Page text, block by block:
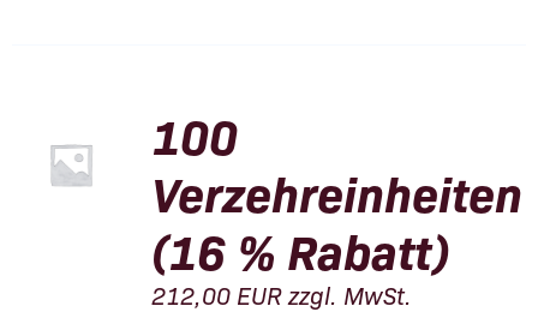
100
Verzehreinheiten
(16 % Rabatt)
212,00EURzzgl. MwSt.